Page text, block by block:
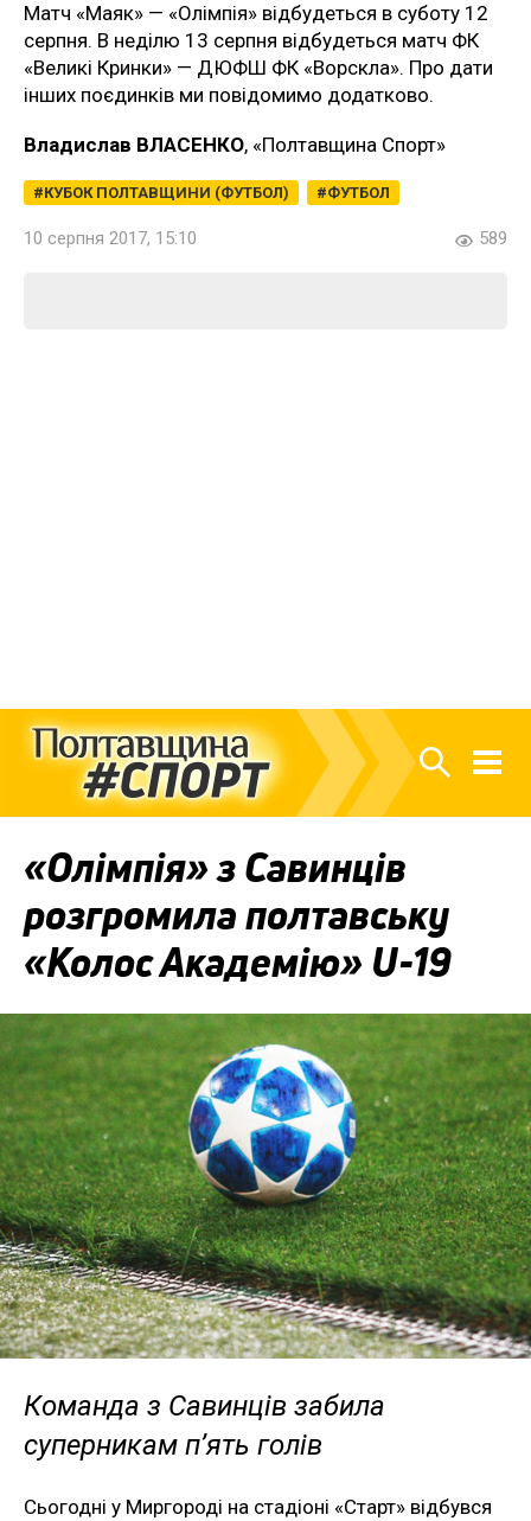
Матч «Маяк» — «Олімпія» відбудеться в суботу 12
серпня. В неділю 13 серпня відбудеться матч ФК
«Великі Кринки» — ДЮФШ ФК «Ворскла». Про дати
інших поєдинків ми повідомимо додатково.
Владислав ВЛАСЕНКО, «Полтавщина Спорт»
КУБОК ПОЛТАВЩИНИ (ФУТБОЛ) ФУТБОЛ
10 серпня 2017, 15:10 589
«Олімпія» з Савинців
розгромила полтавську
«Колос Академію» U-19
Команда з Савинців забила
суперникам п’ять голів
Сьогодні у Миргороді на стадіоні «Старт» відбувся